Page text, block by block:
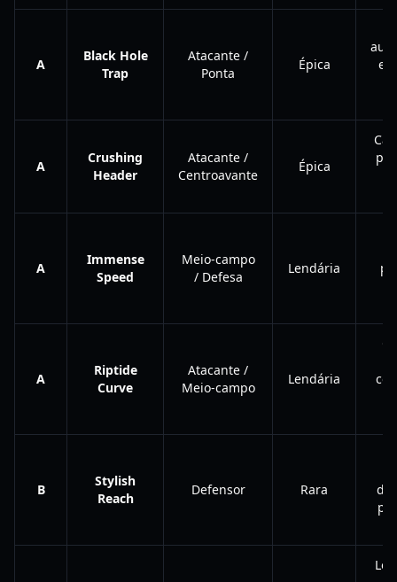
A
Black Hole
Trap
Atacante /
Ponta
Épica
A
Crushing
Header
Atacante /
Centroavante
Épica
A
Immense
Speed
Meio-campo
/ Defesa
Lendária
A
Riptide
Curve
Atacante /
Meio-campo
Lendária
B
Stylish
Reach
Defensor Rara